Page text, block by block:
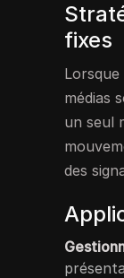
fixes
médias
un seul
des